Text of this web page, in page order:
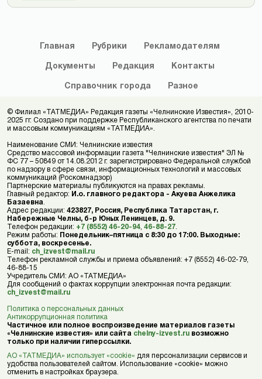
Главная Рубрики Рекламодателям
Документы Редакция Контакты
Справочник города Разное
© Филиал «ТАТМЕДИА» Редакция газеты «Челнинские Известия», 2010-
2025 гг. Создано при поддержке Республиканского агентства по печати
и массовым коммуникациям «ТАТМЕДИА».
Наименование СМИ: Челнинские известия
Средство массовой информации газета "Челнинские известия" ЭЛ №
ФС 77 – 50849 от 14.08.2012 г. зарегистрировано Федеральной службой
по надзору в сфере связи, информационных технологий и массовых
коммуникаций (Роскомнадзор)
Партнерские материалы публикуются на правах рекламы.
Главный редактор: И.о. главного редактора - Акуева Анжелика
Базаевна.
Адрес редакции: 423827, Россия, Республика Татарстан, г.
Набережные Челны, б-р Юных Ленинцев, д. 9.
Телефон редакции: +7 (8552) 46-20-94, 46-88-27.
Режим работы:
Понедельник–пятница с 8:30 до 17:00. Выходные:
суббота, воскресенье.
E-mail: ch_izvest@mail.ru
Телефон рекламной службы и приема объявлений: +7 (8552) 46-02-79,
46-88-15
Учредитель СМИ: АО «ТАТМЕДИА»
Для сообщений о фактах коррупции электронная почта редакции:
ch_izvest@mail.ru
Политика о персональных данных
Антикоррупционная политика
Частичное или полное воспроизведение материалов газеты
«Челнинские известия» или сайта chelny-izvest.ru
возможно
только при наличии гиперссылки.
АО «ТАТМЕДИА» использует «cookie» для персонализации сервисов и
удобства пользователей сайтом. Использование «cookie» можно
отменить в настройках браузера.